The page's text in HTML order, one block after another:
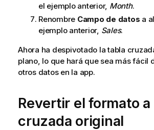
el ejemplo anterior, Month.
Renombre Campo de datos a
ejemplo anterior, Sales.
Ahora ha despivotado la tabla
plano, lo que hará que sea más fácil
otros datos en la app.
Revertir el formato a
cruzada original